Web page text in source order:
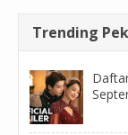
Trending